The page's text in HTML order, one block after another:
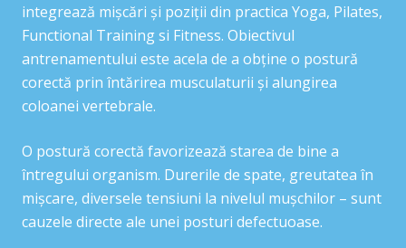
integrează mișcări și poziții din practica Yoga, Pilates,
Functional Training si Fitness. Obiectivul
antrenamentului este acela de a obține o postură
corectă prin întărirea musculaturii și alungirea
coloanei vertebrale.
O postură corectă favorizează starea de bine a
întregului organism. Durerile de spate, greutatea în
mișcare, diversele tensiuni la nivelul mușchilor – sunt
cauzele directe ale unei posturi defectuoase.